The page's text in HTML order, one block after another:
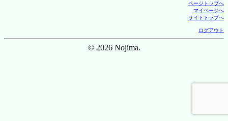
ページトップへ
マイページへ
サイトトップへ
ログアウト
© 2026 Nojima.